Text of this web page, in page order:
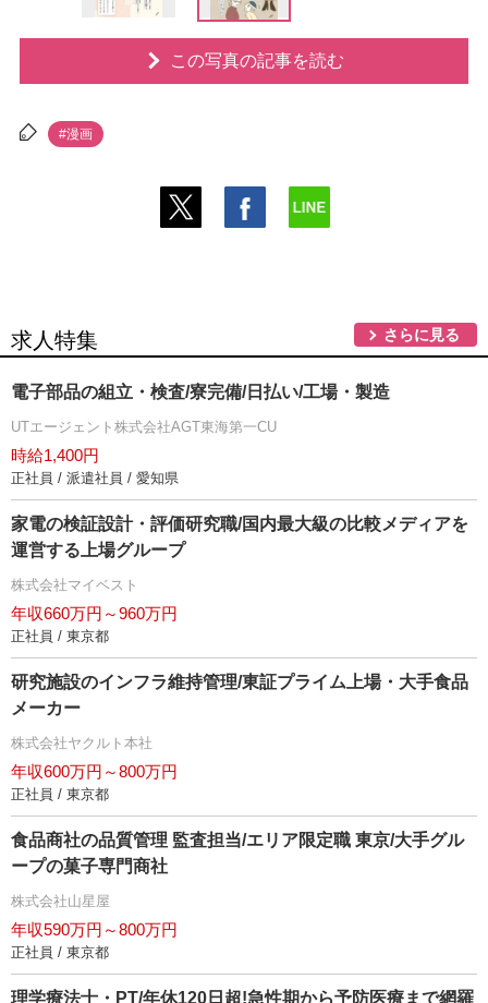
この写真の記事を読む
#漫画
求人特集 さらに見る
電子部品の組立・検査/寮完備/日払い/工場・製造
UTエージェント株式会社AGT東海第一CU
時給1,400円
正社員 / 派遣社員 / 愛知県
家電の検証設計・評価研究職/国内最大級の比較メディアを
運営する上場グループ
株式会社マイベスト
年収660万円～960万円
正社員 / 東京都
研究施設のインフラ維持管理/東証プライム上場・大手食品
メーカー
株式会社ヤクルト本社
年収600万円～800万円
正社員 / 東京都
食品商社の品質管理 監査担当/エリア限定職 東京/大手グル
ープの菓子専門商社
株式会社山星屋
年収590万円～800万円
正社員 / 東京都
理学療法士・PT/年休120日超!急性期から予防医療まで網羅